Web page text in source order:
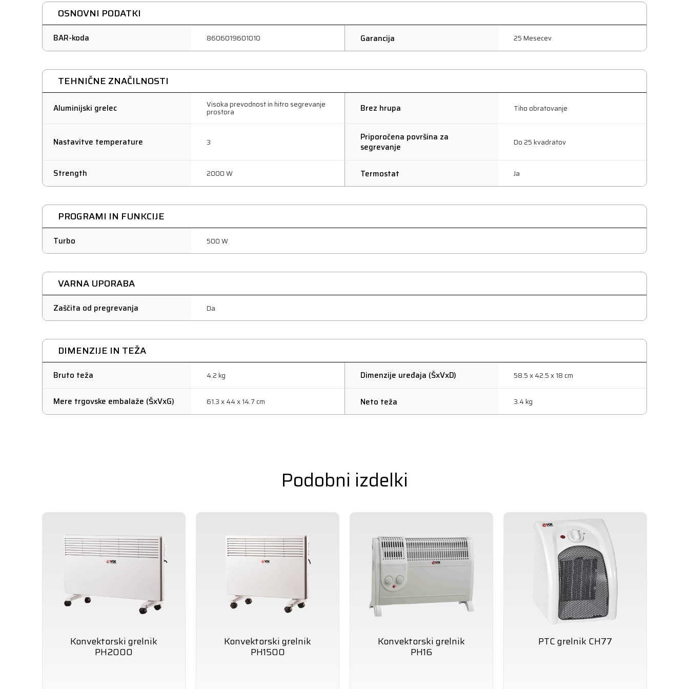
OSNOVNI PODATKI
BAR-koda 8606019601010 Garancija 25 Mesecev
TEHNIČNE ZNAČILNOSTI
Aluminijski grelec Visoka prevodnost in hitro segrevanje
prostora Brez hrupa Tiho obratovanje
Nastavitve temperature 3
Priporočena površina za
segrevanje
Do 25 kvadratov
Strength 2000 W Termostat Ja
PROGRAMI IN FUNKCIJE
Turbo 500 W
VARNA UPORABA
Zaščita od pregrevanja Da
DIMENZIJE IN TEŽA
Bruto teža 4.2 kg Dimenzije uređaja (ŠxVxD) 58.5 x 42.5 x 18 cm
Mere trgovske embalaže (ŠxVxG) 61.3 x 44 x 14.7 cm Neto teža 3.4 kg
Podobni izdelki
Konvektorski grelnik
PH2000
Konvektorski grelnik
PH1500
Konvektorski grelnik
PH16
PTC grelnik CH77